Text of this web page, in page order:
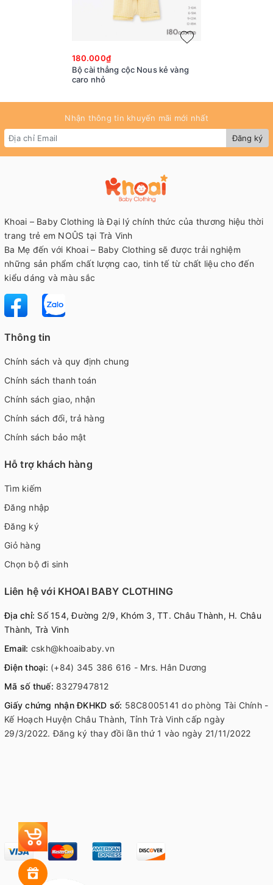
180.000₫
Bộ cài thẳng cộc Nous kẻ vàng
caro nhỏ
Nhận thông tin khuyến mãi mới nhất
Đăng ký
Khoai – Baby Clothing là Đại lý chính thức của thương hiệu thời
trang trẻ em NOÛS tại Trà Vinh
Ba Mẹ đến với Khoai – Baby Clothing sẽ được trải nghiệm
những sản phẩm chất lượng cao, tinh tế từ chất liệu cho đến
kiểu dáng và màu sắc
Thông tin
Chính sách và quy định chung
Chính sách thanh toán
Chính sách giao, nhận
Chính sách đổi, trả hàng
Chính sách bảo mật
Hỗ trợ khách hàng
Tìm kiếm
Đăng nhập
Đăng ký
Giỏ hàng
Chọn bộ đi sinh
Liên hệ với KHOAI BABY CLOTHING
Địa chỉ: Số 154, Đường 2/9, Khóm 3, TT. Châu Thành, H. Châu
Thành, Trà Vinh
Email: cskh@khoaibaby.vn
Điện thoại: (+84) 345 386 616 - Mrs. Hân Dương
Mã số thuế: 8327947812
Giấy chứng nhận ĐKHKD số: 58C8005141 do phòng Tài Chính -
Kế Hoạch Huyện Châu Thành, Tỉnh Trà Vinh cấp ngày
29/3/2022. Đăng ký thay đồi lần thứ 1 vào ngày 21/11/2022